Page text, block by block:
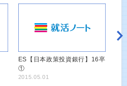
ES【日本政策投資銀行】16卒
①
2015.05.01